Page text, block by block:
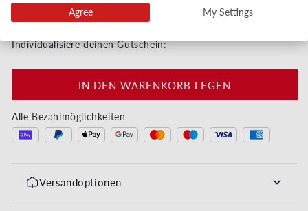
Sofort digital oder in 3–5 Werktagen per Post
Individualisiere deinen Gutschein:
IN DEN WARENKORB LEGEN
Alle Bezahlmöglichkeiten
Versandoptionen
Agree My Settings